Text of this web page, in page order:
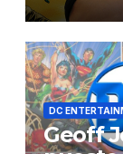
DC
Geoff